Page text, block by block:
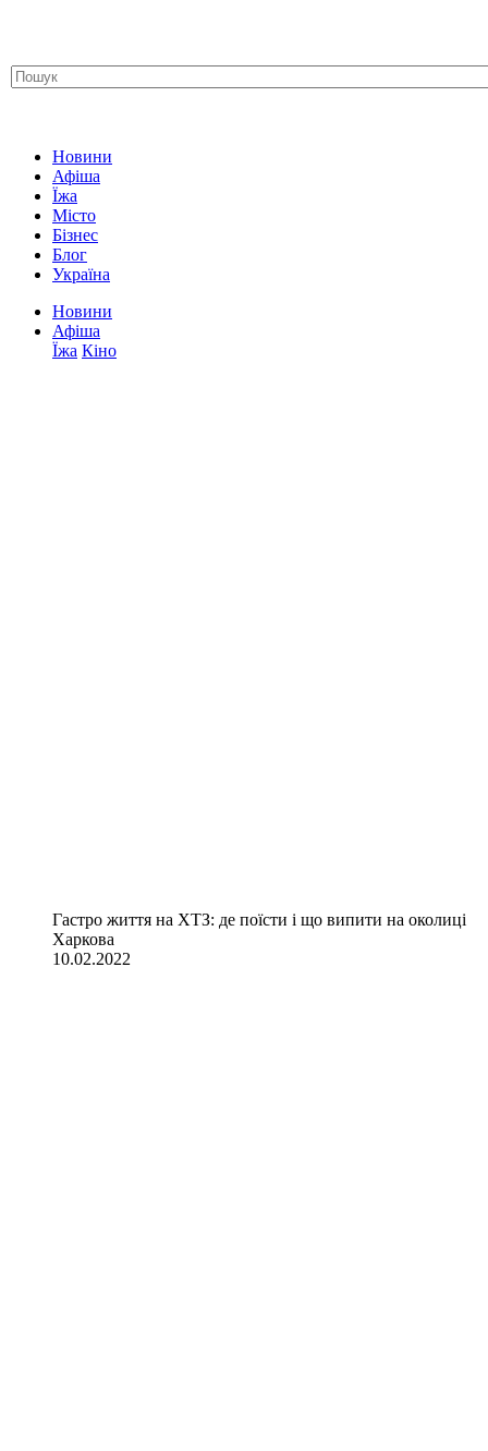
Новини
Афіша
Їжа
Місто
Бізнес
Блог
Україна
Новини
Афіша
Їжа Кіно
Гастро життя на ХТЗ: де поїсти і що випити на околиці
Харкова
10.02.2022